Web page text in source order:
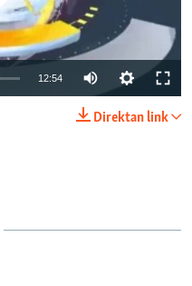
12:54
Direktan link